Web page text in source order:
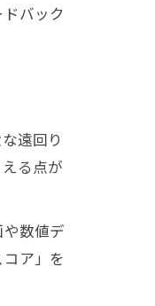
バック
遠回り
る点が
数値デ
ア」を